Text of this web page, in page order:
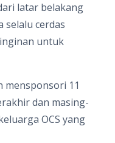
latar belakang
selalu cerdas
untuk
mensponsori 11
dan masing-
OCS yang